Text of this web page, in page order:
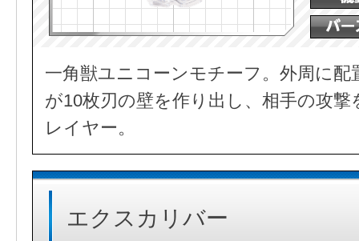
一角獣ユニコーンモチーフ。外周に
が10枚刃の壁を作り出し、相手の攻
レイヤー。
エクスカリバー